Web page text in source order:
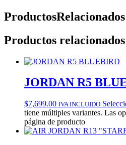
ProductosRelacionados
Productos relacionados
JORDAN R5
$7,699.00 IVA INCLUIDO
tiene múltiples variantes. Las
página de producto